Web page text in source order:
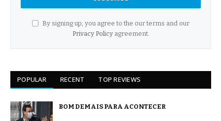
By signing up, you agree to the our terms and our
Privacy Policyagreement.
POPULAR RECENT TOP REVIEWS
BOM DEMAIS PARA ACONTECER